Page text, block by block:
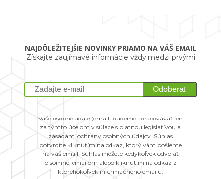
NAJDÔLEŽITEJŠIE NOVINKY PRIAMO NA VÁŠ EMAIL
Získajte zaujímavé informácie vždy medzi prvými
Odoberať
Vaše osobné údaje (email) budeme spracovávať len
za týmto účelom v súlade s platnou legislatívou a
zásadami ochrany osobných údajov. Súhlas
potvrdíte kliknutím na odkaz, ktorý vám pošleme
na váš email. Súhlas môžete kedykoľvek odvolať
písomne, emailom alebo kliknutím na odkaz z
ktoréhokoľvek informačného emailu.